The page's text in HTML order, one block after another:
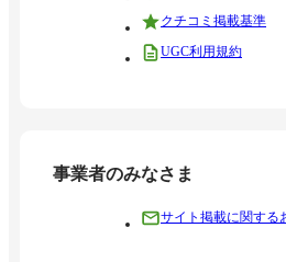
クチコミ掲載基準
UGC利用規約
事業者のみなさま
サイト掲載に関する